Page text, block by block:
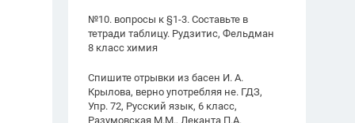
№10. вопросы к §1-3. Составьте в
тетради таблицу. Рудзитис, Фельдман
8 класс химия
Спишите отрывки из басен И. А.
Крылова, верно употребляя не. ГДЗ,
Упр. 72, Русский язык, 6 класс,
Разумовская М.М., Леканта П.А.